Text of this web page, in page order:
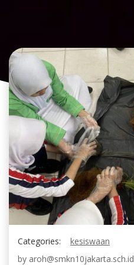
Categories:
kesiswaan
by aroh@smkn10jakarta.sch.id